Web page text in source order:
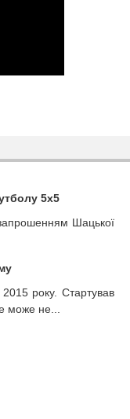
5х5
запрошенням Шацької
року. Стартував
може не...